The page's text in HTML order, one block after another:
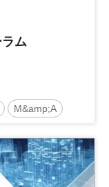
ム
M&amp;A
加無料